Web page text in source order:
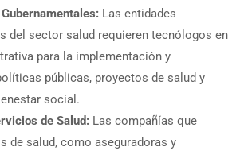
Las entidades
del sector salud requieren tecnólogos en
para la implementación y
públicas, proyectos de salud y
social.
de Salud: Las compañías que
de salud, como aseguradoras y